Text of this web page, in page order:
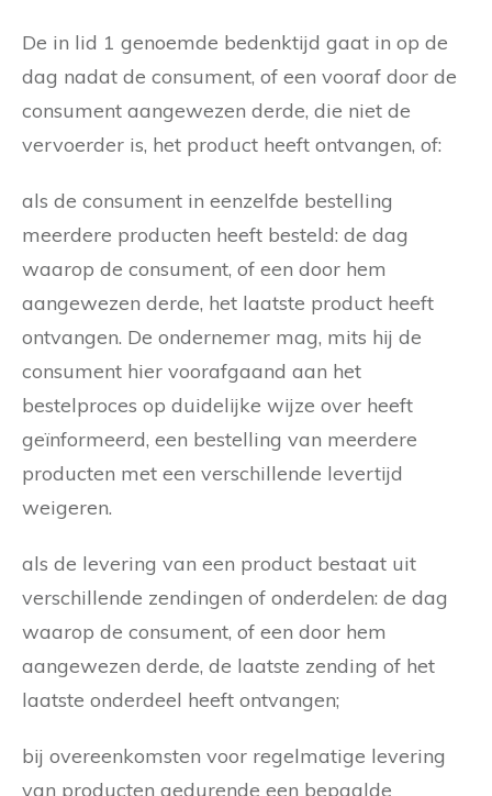
De in lid 1 genoemde bedenktijd gaat in op de
dag nadat de consument, of een vooraf door de
consument aangewezen derde, die niet de
vervoerder is, het product heeft ontvangen, of:
als de consument in eenzelfde bestelling
meerdere producten heeft besteld: de dag
waarop de consument, of een door hem
aangewezen derde, het laatste product heeft
ontvangen. De ondernemer mag, mits hij de
consument hier voorafgaand aan het
bestelproces op duidelijke wijze over heeft
geïnformeerd, een bestelling van meerdere
producten met een verschillende levertijd
weigeren.
als de levering van een product bestaat uit
verschillende zendingen of onderdelen: de dag
waarop de consument, of een door hem
aangewezen derde, de laatste zending of het
laatste onderdeel heeft ontvangen;
bij overeenkomsten voor regelmatige levering
van producten gedurende een bepaalde